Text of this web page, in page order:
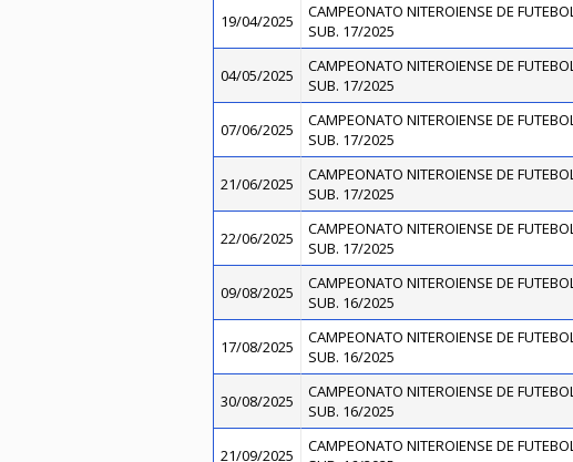
19/04/2025
CAMPEONATO NITEROIENSE DE
SUB. 17/2025
04/05/2025
CAMPEONATO NITEROIENSE DE
SUB. 17/2025
07/06/2025
CAMPEONATO NITEROIENSE DE
SUB. 17/2025
21/06/2025
CAMPEONATO NITEROIENSE DE
SUB. 17/2025
22/06/2025
CAMPEONATO NITEROIENSE DE
SUB. 17/2025
09/08/2025
CAMPEONATO NITEROIENSE DE
SUB. 16/2025
17/08/2025
CAMPEONATO NITEROIENSE DE
SUB. 16/2025
30/08/2025
CAMPEONATO NITEROIENSE DE
SUB. 16/2025
21/09/2025
CAMPEONATO NITEROIENSE DE